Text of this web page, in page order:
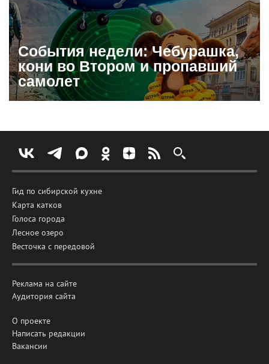
События недели: Чебурашка,
кони во Втором и пропавший
самолет
Гид по сибирской кухне
Карта катков
Голоса города
Лесное озеро
Весточка с передовой
Реклама на сайте
Аудитория сайта
О проекте
Написать редакции
Вакансии